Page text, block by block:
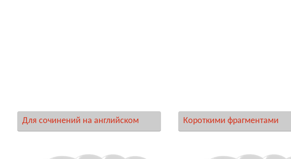
Для сочинений на английском Короткими фрагментами